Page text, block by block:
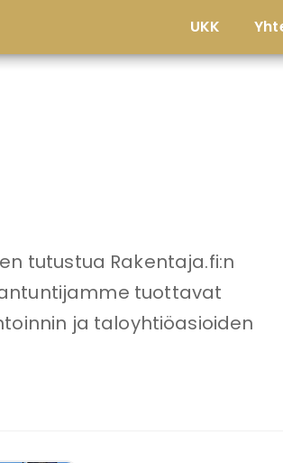
UKK
tutustua Rakentaja.fi:n
tuottavat
ja taloyhtiöasioiden